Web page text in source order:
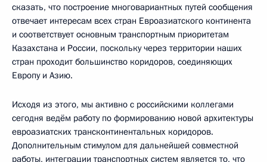
сказать, что построение многовариантных путей сообщения
отвечает интересам всех стран Евроазиатского континента
и соответствует основным транспортным приоритетам
Казахстана и России, поскольку через территории наших
стран проходит большинство коридоров, соединяющих
Европу и Азию.
Исходя из этого, мы активно с российскими коллегами
сегодня ведём работу по формированию новой архитектуры
евроазиатских трансконтинентальных коридоров.
Дополнительным стимулом для дальнейшей совместной
работы, интеграции транспортных систем является то, что